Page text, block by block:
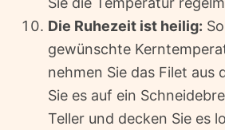
Die Ruhezeit ist heilig:
gewünschte
nehmen Sie das Filet aus
Sie es auf ein
Teller und decken Sie es